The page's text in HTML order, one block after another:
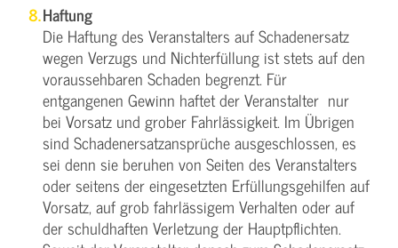
Haftung
Die Haftung des Veranstalters auf Schadenersatz
wegen Verzugs und Nichterfüllung ist stets auf den
voraussehbaren Schaden begrenzt. Für
entgangenen Gewinn haftet der Veranstalter nur
bei Vorsatz und grober Fahrlässigkeit. Im Übrigen
sind Schadenersatzansprüche ausgeschlossen, es
sei denn sie beruhen von Seiten des Veranstalters
oder seitens der eingesetzten Erfüllungsgehilfen auf
Vorsatz, auf grob fahrlässigem Verhalten oder auf
der schuldhaften Verletzung der Hauptpflichten.